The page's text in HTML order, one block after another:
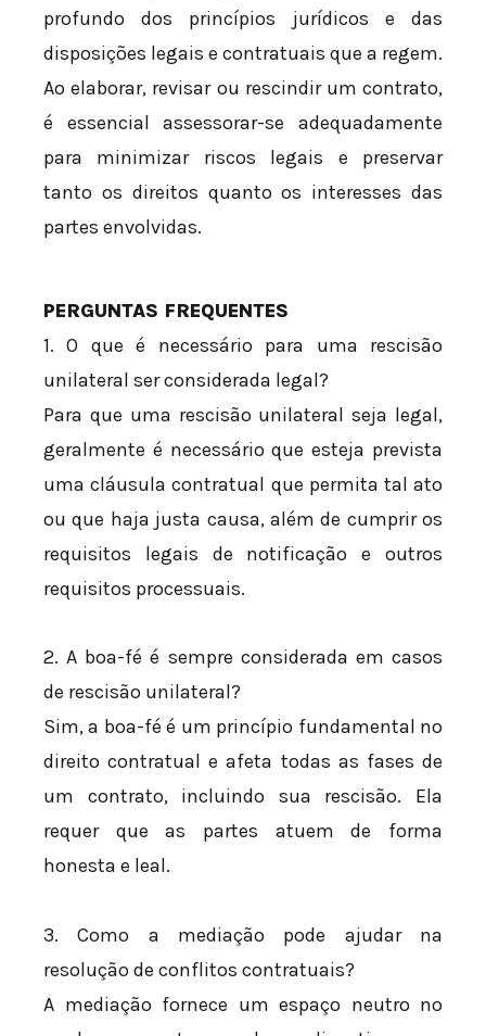
profundo dos princípios jurídicos e das
disposições legais e contratuais que a regem.
Ao elaborar, revisar ou rescindir um contrato,
é essencial assessorar-se adequadamente
para minimizar riscos legais e preservar
tanto os direitos quanto os interesses das
partes envolvidas.
PERGUNTAS FREQUENTES
1. O que é necessário para uma rescisão
unilateral ser considerada legal?
Para que uma rescisão unilateral seja legal,
geralmente é necessário que esteja prevista
uma cláusula contratual que permita tal ato
ou que haja justa causa, além de cumprir os
requisitos legais de notificação e outros
requisitos processuais.
2. A boa-fé é sempre considerada em casos
de rescisão unilateral?
Sim, a boa-fé é um princípio fundamental no
direito contratual e afeta todas as fases de
um contrato, incluindo sua rescisão. Ela
requer que as partes atuem de forma
honesta e leal.
3. Como a mediação pode ajudar na
resolução de conflitos contratuais?
A mediação fornece um espaço neutro no